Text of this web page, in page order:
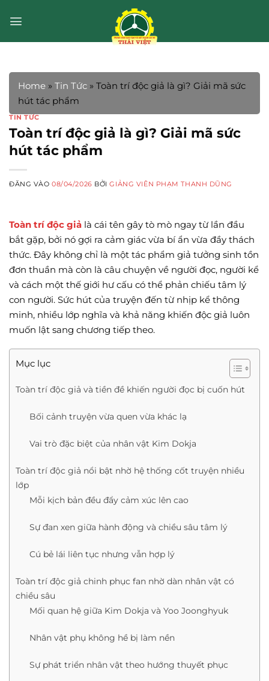
qua
Home » Tin Tức » Toàn trí độc giả là gì? Giải mã sức
hút tác phẩm
TIN TỨC
Toàn trí độc giả là gì? Giải mã sức
hút tác phẩm
ĐĂNG VÀO08/04/2026 BỞIGIẢNG VIÊN PHẠM THANH DŨNG
Toàn trí độc giả là cái tên gây tò mò ngay từ lần đầu
bắt gặp, bởi nó gợi ra cảm giác vừa bí ẩn vừa đầy thách
thức. Đây không chỉ là một tác phẩm giả tưởng sinh tồn
đơn thuần mà còn là câu chuyện về người đọc, người kể
và cách một thế giới hư cấu có thể phản chiếu tâm lý
con người. Sức hút của truyện đến từ nhịp kể thông
minh, nhiều lớp nghĩa và khả năng khiến độc giả luôn
muốn lật sang chương tiếp theo.
Mục lục
Toàn trí độc giả và tiền đề khiến người đọc bị cuốn hút
Bối cảnh truyện vừa quen vừa khác lạ
Vai trò đặc biệt của nhân vật Kim Dokja
Toàn trí độc giả nổi bật nhờ hệ thống cốt truyện nhiều
lớp
Mỗi kịch bản đều đẩy cảm xúc lên cao
Sự đan xen giữa hành động và chiều sâu tâm lý
Cú bẻ lái liên tục nhưng vẫn hợp lý
Toàn trí độc giả chinh phục fan nhờ dàn nhân vật có
chiều sâu
Mối quan hệ giữa Kim Dokja và Yoo Joonghyuk
Nhân vật phụ không hề bị làm nền
Sự phát triển nhân vật theo hướng thuyết phục